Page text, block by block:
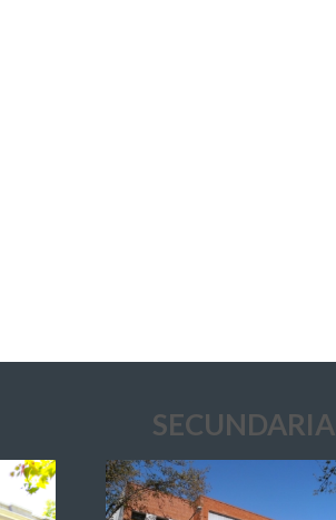
SECUNDARIA